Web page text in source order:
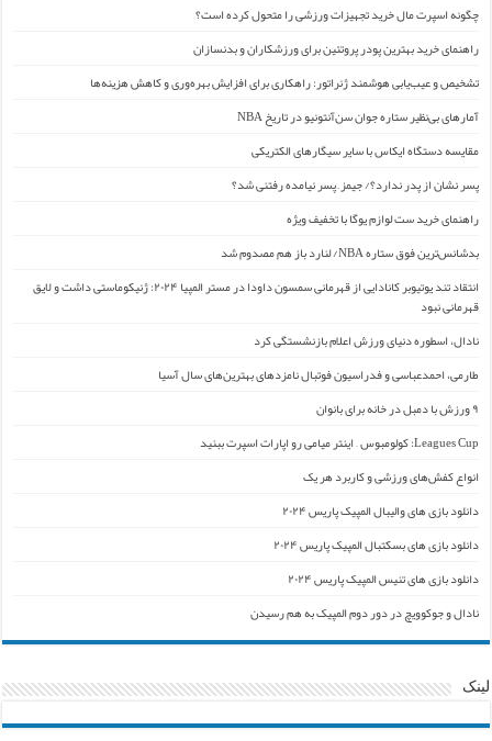
چگونه اسپرت مال خرید تجهیزات ورزشی را متحول کرده است؟
راهنمای خرید بهترین پودر پروتئین برای ورزشکاران و بدنسازان
تشخیص و عیب‌یابی هوشمند ژنراتور: راهکاری برای افزایش بهره‌وری و کاهش هزینه‌ها
آمارهای بی‌نظیر ستاره جوان سن‌آنتونیو در تاریخ NBA
مقایسه دستگاه ایکاس با سایر سیگارهای الکتریکی
پسر نشان از پدر ندارد؟/ جیمز ِ پسر نیامده رفتنی شد؟
راهنمای خرید ست لوازم یوگا با تخفیف ویژه
بدشانس‌ترین فوق ستاره NBA/ لنارد باز هم مصدوم شد
انتقاد تند یوتیوبر کانادایی از قهرمانی سمسون داودا در مستر المپیا ۲۰۲۴: ژنیکوماستی داشت و لایق
قهرمانی نبود
نادال، اسطوره دنیای ورزش اعلام بازنشستگی کرد
طارمی، احمدعباسی و فدراسیون فوتبال نامزدهای بهترین‌های سال آسیا
۹ ورزش با دمبل در خانه برای بانوان
Leagues Cup: کولومبوس – اینتر میامی رو اپارات اسپرت ببنید
انواع کفش‌های ورزشی و کاربرد هر یک
دانلود بازی های والیبال المپیک پاریس ۲۰۲۴
دانلود بازی های بسکتبال المپیک پاریس ۲۰۲۴
دانلود بازی های تنیس المپیک پاریس ۲۰۲۴
نادال و جوکوویچ در دور دوم المپیک به هم رسیدن
لینک